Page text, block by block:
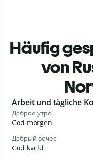
Häufig
von
Slide 1 of 6
Arbeit und tägliche
Доброе утро
God morgen
Добрый вечер
God kveld